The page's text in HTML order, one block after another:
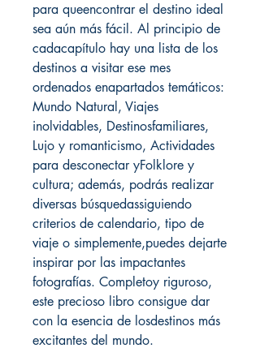
para queencontrar el destino ideal
sea aún más fácil. Al principio de
cadacapítulo hay una lista de los
destinos a visitar ese mes
ordenados enapartados temáticos:
Mundo Natural, Viajes
inolvidables, Destinosfamiliares,
Lujo y romanticismo, Actividades
para desconectar yFolklore y
cultura; además, podrás realizar
diversas búsquedassiguiendo
criterios de calendario, tipo de
viaje o simplemente,puedes dejarte
inspirar por las impactantes
fotografías. Completoy riguroso,
este precioso libro consigue dar
con la esencia de losdestinos más
excitantes del mundo.